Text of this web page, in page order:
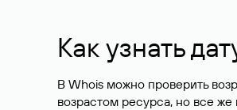
Как узнать
В Whois можно проверить
возрастом ресурса, но все